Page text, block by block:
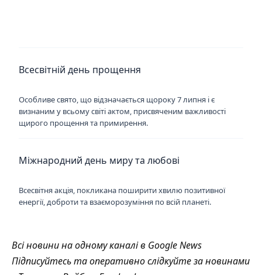
Всесвітній день прощення
Особливе свято, що відзначається щороку 7 липня і є
визнаним у всьому світі актом, присвяченим важливості
щирого прощення та примирення.
Міжнародний день миру та любові
Всесвітня акція, покликана поширити хвилю позитивної
енергії, доброти та взаєморозуміння по всій планеті.
Всі новини на одному каналі в Google News
Підписуйтесь та оперативно слідкуйте за новинами